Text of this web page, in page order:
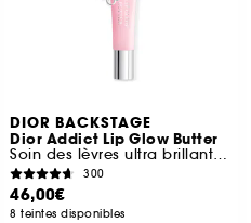
DIOR BACKSTAGE
Dior Addict Lip Glow Butter
Soin des lèvres ultra brillant, peptide + céramide
300
46,00€
8 teintes disponibles